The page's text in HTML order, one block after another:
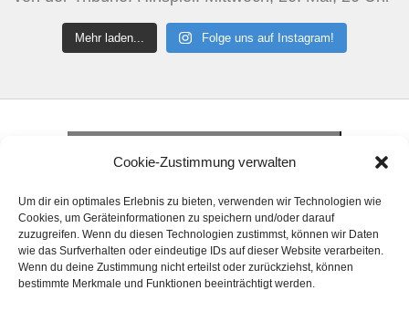
Cookie-Zustimmung verwalten
Um dir ein optimales Erlebnis zu bieten, verwenden wir Technologien wie
Cookies, um Geräteinformationen zu speichern und/oder darauf
zuzugreifen. Wenn du diesen Technologien zustimmst, können wir Daten
wie das Surfverhalten oder eindeutige IDs auf dieser Website verarbeiten.
Wenn du deine Zustimmung nicht erteilst oder zurückziehst, können
bestimmte Merkmale und Funktionen beeinträchtigt werden.
Mehr laden... Folge uns auf Instagram!
Klicke hier, um Marketing-Cookies zu
akzeptieren und diesen Inhalt zu aktivieren